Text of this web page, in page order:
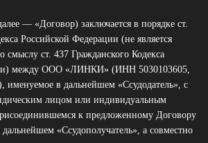
— «Договор) заключается в порядке ст.
Российской Федерации (не является
смыслу ст. 437 Гражданского Кодекса
между ООО «ЛИНКИ» (ИНН 5030103605,
именуемое в дальнейшем «Ссудодатель», с
лицом или индивидуальным
к предложенному Договору
«Ссудополучатель», а совместно